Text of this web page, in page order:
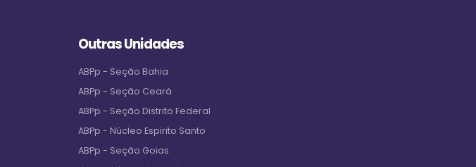
Outras Unidades
ABPp - Seção Bahia
ABPp - Seção Ceará
ABPp - Seção Distrito Federal
ABPp - Núcleo Espirito Santo
ABPp - Seção Goias